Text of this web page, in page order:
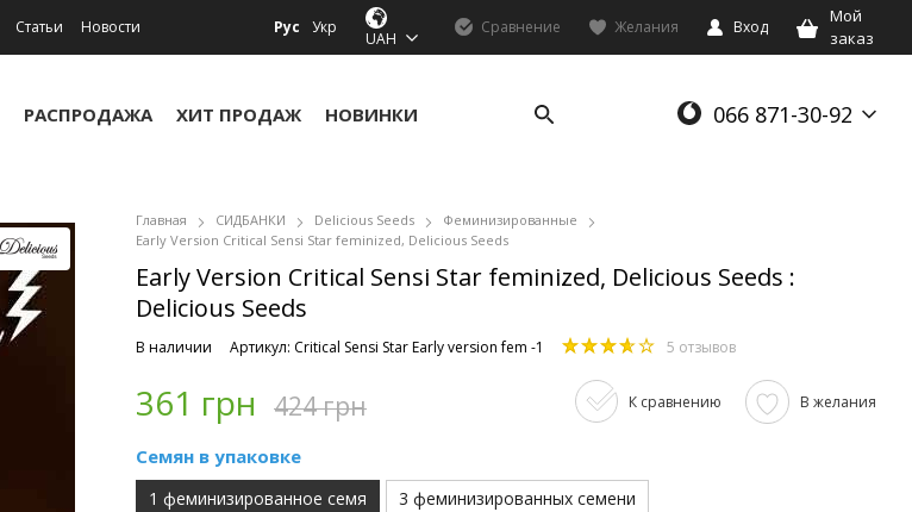
Статьи
Новости
Рус Укр
UAH
Сравнение Желания Вход
Мой
заказ
РАСПРОДАЖА ХИТ ПРОДАЖ НОВИНКИ 066 871-30-92
Главная СИДБАНКИ Delicious Seeds
Феминизированные
Early Version Critical Sensi Star feminized, Delicious Seeds
Early Version Critical Sensi Star feminized, Delicious Seeds :
Delicious Seeds
В наличии Артикул: Critical Sensi Star Early version fem -1 5 отзывов
361 грн 424 грн К сравнению В желания
Семян в упаковке
1 феминизированное семя
3 феминизированных семени